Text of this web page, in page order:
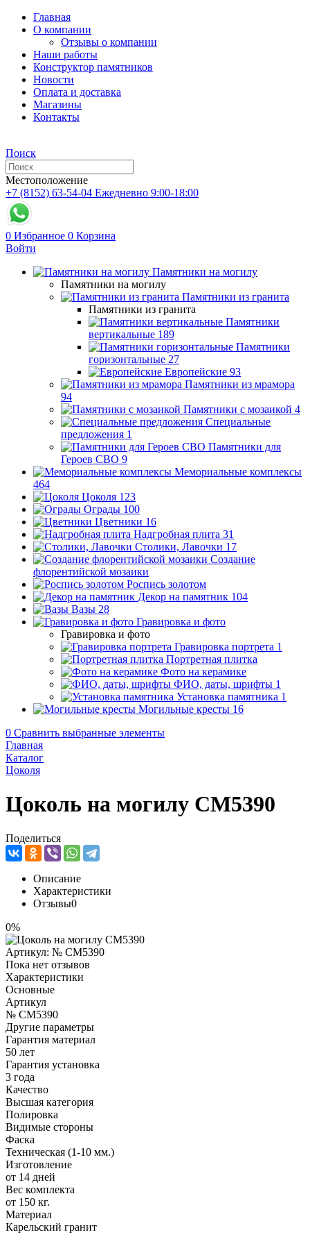
Главная
О компании
Отзывы о компании
Наши работы
Конструктор памятников
Новости
Оплата и доставка
Магазины
Контакты
Поиск
Местоположение
+7 (8152) 63-54-04 Ежедневно 9:00-18:00
0 Избранное 0 Корзина
Войти
Памятники на могилу
Памятники на могилу
Памятники из гранита
Памятники из гранита
Памятники
вертикальные 189
Памятники
горизонтальные 27
Европейские 93
Памятники из мрамора
94
Памятники с мозаикой 4
Специальные
предложения 1
Памятники для
Героев СВО 9
Мемориальные комплексы
464
Цоколя 123
Ограды 100
Цветники 16
Надгробная плита 31
Столики, Лавочки 17
Создание
флорентийской мозаики
Роспись золотом
Декор на памятник 104
Вазы 28
Гравировка и фото
Гравировка и фото
Гравировка портрета 1
Портретная плитка
Фото на керамике
ФИО, даты, шрифты 1
Установка памятника 1
Могильные кресты 16
0 Сравнить выбранные элементы
Главная
Каталог
Цоколя
Цоколь на могилу CM5390
Поделиться
Описание
Характеристики
Отзывы0
0%
Артикул: № CM5390
Пока нет отзывов
Характеристики
Основные
Артикул
№ CM5390
Другие параметры
Гарантия материал
50 лет
Гарантия установка
3 года
Качество
Высшая категория
Полировка
Видимые стороны
Фаска
Техническая (1-10 мм.)
Изготовление
от 14 дней
Вес комплекта
от 150 кг.
Материал
Карельский гранит